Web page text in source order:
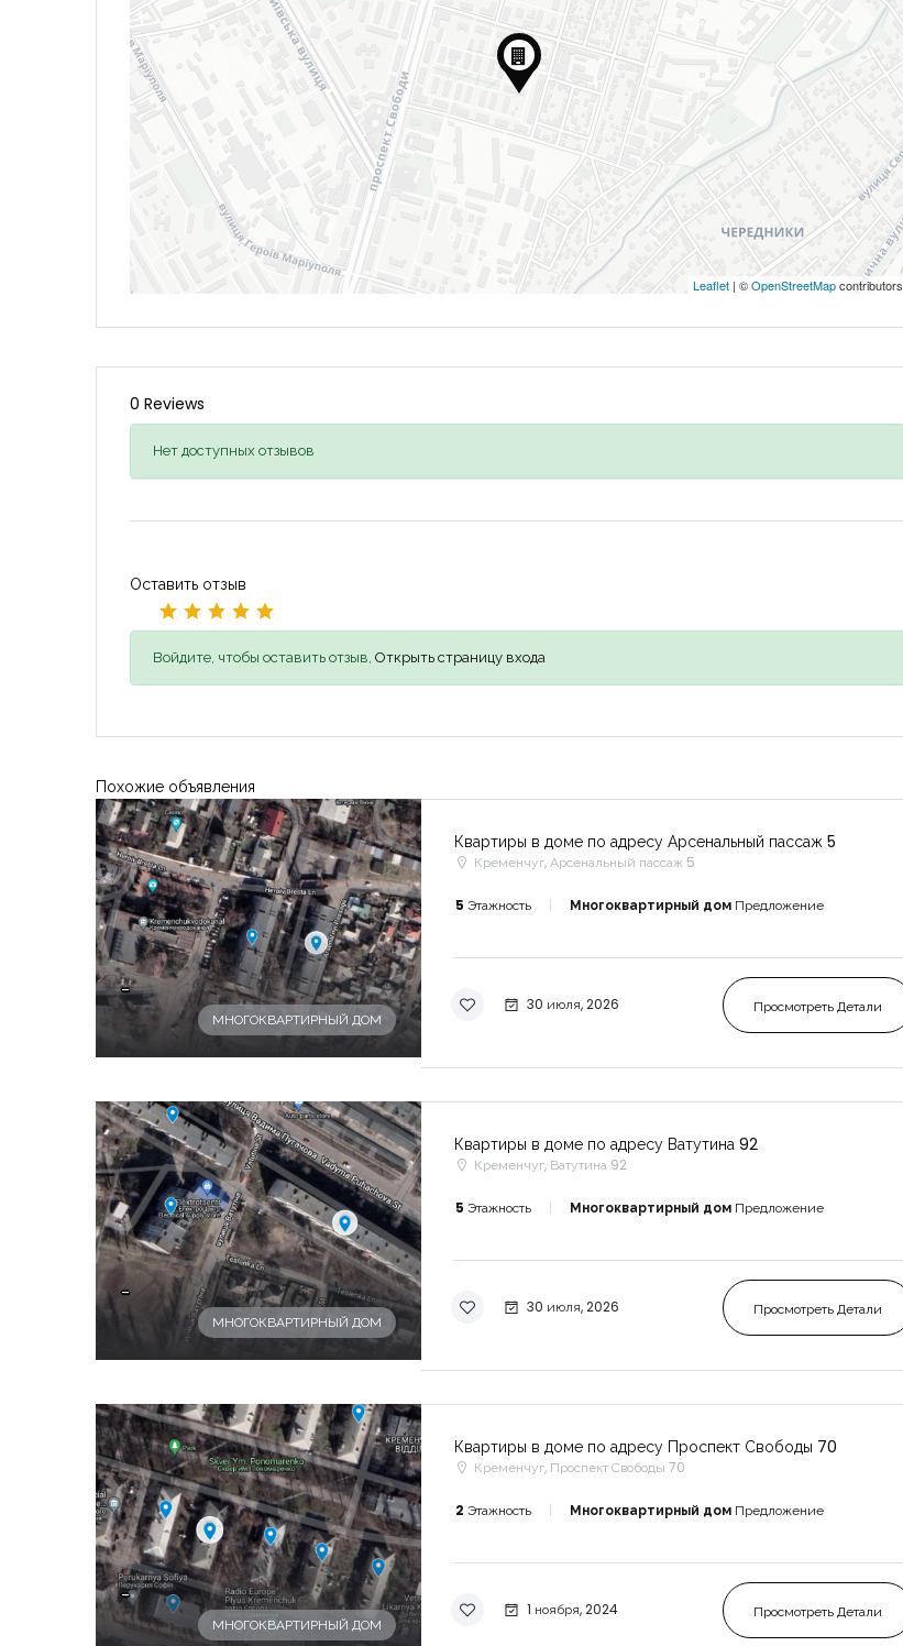
Leaflet | ©OpenStreetMapcontributors
0 Reviews
Нет доступных отзывов
Оставить отзыв
Войдите, чтобы оставить отзыв, Открыть страницу входа
Похожие объявления
-
МНОГОКВАРТИРНЫЙ ДОМ
Квартиры в доме по адресу Арсенальный пассаж 5
Кременчуг, Арсенальный пассаж 5
5 Этажность Многоквартирный дом Предложение
30 июля, 2026 Просмотреть Детали
-
МНОГОКВАРТИРНЫЙ ДОМ
Квартиры в доме по адресу Ватутина 92
Кременчуг, Ватутина 92
5 Этажность Многоквартирный дом Предложение
30 июля, 2026 Просмотреть Детали
-
МНОГОКВАРТИРНЫЙ ДОМ
Квартиры в доме по адресу Проспект Свободы 70
Кременчуг, Проспект Свободы 70
2 Этажность Многоквартирный дом Предложение
1 ноября, 2024 Просмотреть Детали